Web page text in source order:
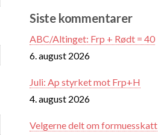
Siste kommentarer
ABC/Altinget: Frp + Rødt = 40
6. august 2026
Juli: Ap styrket mot Frp+H
4. august 2026
Velgerne delt om formuesskatt